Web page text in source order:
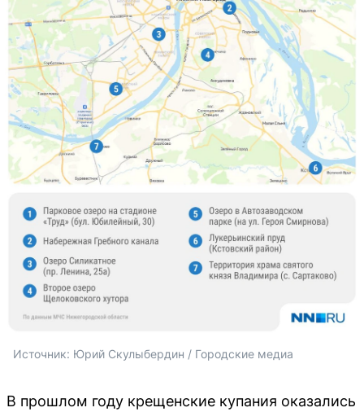
Источник: Юрий Скулыбердин / Городские медиа
В прошлом году крещенские купания оказались